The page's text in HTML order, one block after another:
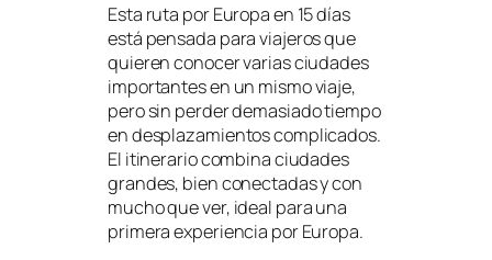
Esta ruta por Europa en 15 días
está pensada para viajeros que
quieren conocer varias ciudades
importantes en un mismo viaje,
pero sin perder demasiado tiempo
en desplazamientos complicados.
El itinerario combina ciudades
grandes, bien conectadas y con
mucho que ver, ideal para una
primera experiencia por Europa.